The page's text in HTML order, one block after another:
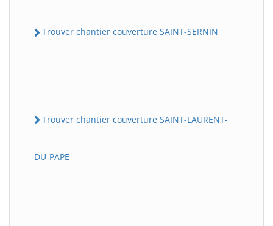
Trouver chantier couverture SAINT-SERNIN
Trouver chantier couverture SAINT-LAURENT-
DU-PAPE